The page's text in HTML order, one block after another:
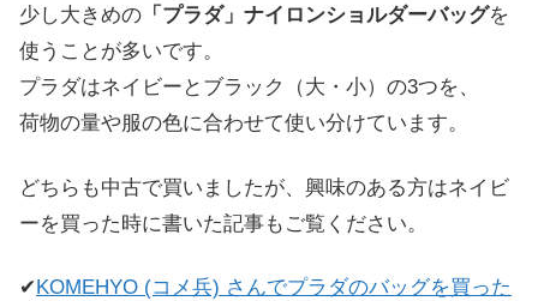
少し大きめの 「プラダ」ナイロンショルダーバッグを
使うことが多いです。
プラダはネイビーとブラック（大・小）の3つを、
荷物の量や服の色に合わせて使い分けています。
どちらも中古で買いましたが、興味のある方はネイビ
ーを買った時に書いた記事もご覧ください。
✔ KOMEHYO (コメ兵) さんでプラダのバッグを買った